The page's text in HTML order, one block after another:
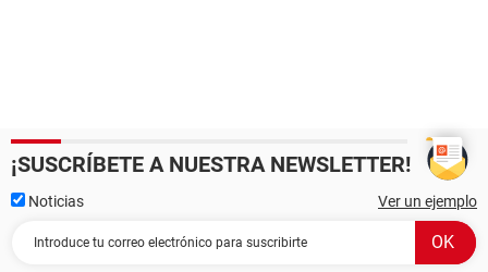
¡SUSCRÍBETE A NUESTRA NEWSLETTER!
Noticias Ver un ejemplo